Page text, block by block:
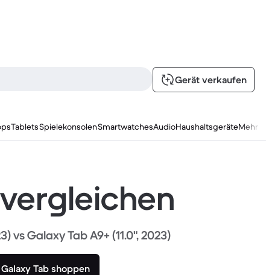
Gerät verkaufen
TabletsSpielekonsolenSmartwatchesAudioHaushaltsgeräteMehr
vs Galaxy Tab A9+ (11.0", 2023)
Tab shoppen